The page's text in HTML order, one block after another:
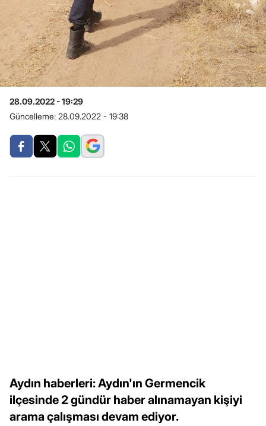
28.09.2022 - 19:29
Güncelleme: 28.09.2022 - 19:38
Aydın haberleri: Aydın'ın Germencik
ilçesinde 2 gündür haber alınamayan kişiyi
arama çalışması devam ediyor.